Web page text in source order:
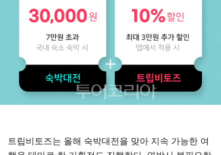
트립비토즈는 올해 숙박대전을 맞아 지속 가능한 여